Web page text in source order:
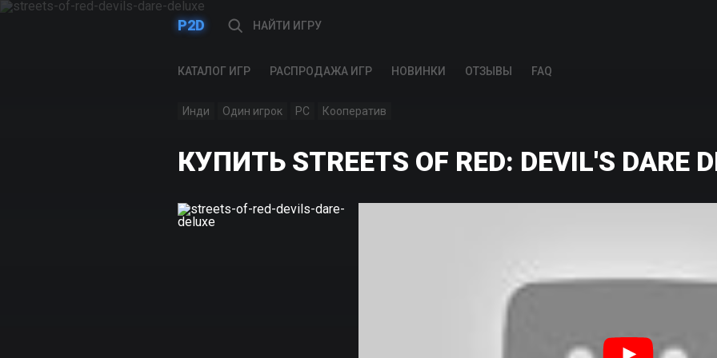
P2D
КАТАЛОГ ИГР РАСПРОДАЖА ИГР НОВИНКИ ОТЗЫВЫ FAQ
Инди Один игрок PC Кооператив
КУПИТЬ STREETS OF RED: DEVIL'S DARE